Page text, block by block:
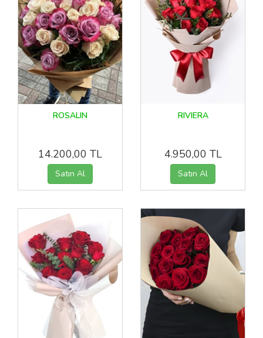
ROSALIN
14.200,00 TL
RIVIERA
4.950,00 TL